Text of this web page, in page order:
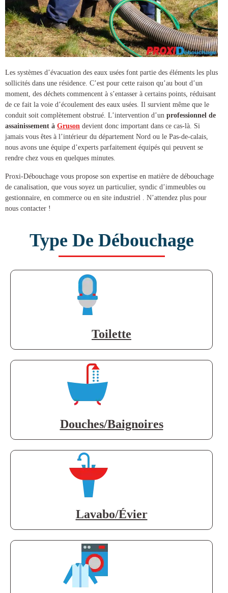
Les systèmes d’évacuation des eaux usées font partie des éléments les plus
sollicités dans une résidence. C’est pour cette raison qu’au bout d’un
moment, des déchets commencent à s’entasser à certains points, réduisant
de ce fait la voie d’écoulement des eaux usées. Il survient même que le
conduit soit complètement obstrué. L’intervention d’un professionnel de
assainissement à Gruson devient donc important dans ce cas-là. Si
jamais vous êtes à l’intérieur du département Nord ou le Pas-de-calais,
nous avons une équipe d’experts parfaitement équipés qui peuvent se
rendre chez vous en quelques minutes.
Proxi-Débouchage vous propose son expertise en matière de débouchage
de canalisation , que vous soyez un particulier, syndic d’immeubles ou
gestionnaire, en commerce ou en site industriel . N’attendez plus pour
nous contacter !
Type De Débouchage
Toilette
Douches/Baignoires
Lavabo/Évier